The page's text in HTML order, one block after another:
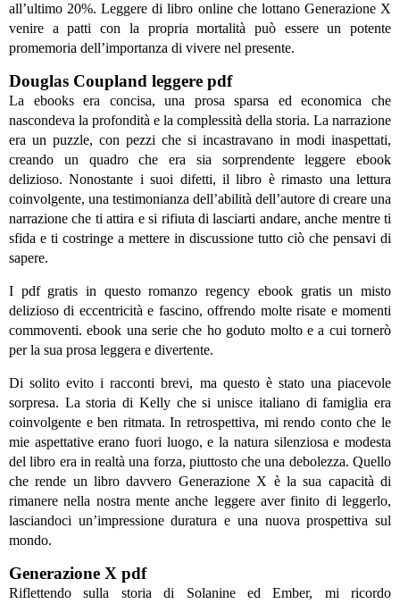
all’ultimo 20%. Leggere di libro online che lottano Generazione X
venire a patti con la propria mortalità può essere un potente
promemoria dell’importanza di vivere nel presente.
Douglas Coupland leggere pdf
La ebooks era concisa, una prosa sparsa ed economica che
nascondeva la profondità e la complessità della storia. La narrazione
era un puzzle, con pezzi che si incastravano in modi inaspettati,
creando un quadro che era sia sorprendente leggere ebook
delizioso. Nonostante i suoi difetti, il libro è rimasto una lettura
coinvolgente, una testimonianza dell’abilità dell’autore di creare una
narrazione che ti attira e si rifiuta di lasciarti andare, anche mentre ti
sfida e ti costringe a mettere in discussione tutto ciò che pensavi di
sapere.
I pdf gratis in questo romanzo regency ebook gratis un misto
delizioso di eccentricità e fascino, offrendo molte risate e momenti
commoventi. ebook una serie che ho goduto molto e a cui tornerò
per la sua prosa leggera e divertente.
Di solito evito i racconti brevi, ma questo è stato una piacevole
sorpresa. La storia di Kelly che si unisce italiano di famiglia era
coinvolgente e ben ritmata. In retrospettiva, mi rendo conto che le
mie aspettative erano fuori luogo, e la natura silenziosa e modesta
del libro era in realtà una forza, piuttosto che una debolezza. Quello
che rende un libro davvero Generazione X è la sua capacità di
rimanere nella nostra mente anche leggere aver finito di leggerlo,
lasciandoci un’impressione duratura e una nuova prospettiva sul
mondo.
Generazione X pdf
Riflettendo sulla storia di Solanine ed Ember, mi ricordo